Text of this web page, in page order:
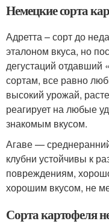
Немецкие сорта
Адретта – сорт до
эталоном вкуса, но
дегустаций
сортам, все равно
высокий урожай,
реагирует на любые
знакомым вкусом.
Агаве —
клубни устойчивы к
повреждениям,
хорошим вкусом, не
Сорта картофеля